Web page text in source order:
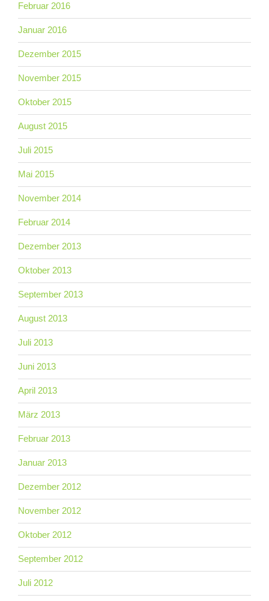
Februar 2016
Januar 2016
Dezember 2015
November 2015
Oktober 2015
August 2015
Juli 2015
Mai 2015
November 2014
Februar 2014
Dezember 2013
Oktober 2013
September 2013
August 2013
Juli 2013
Juni 2013
April 2013
März 2013
Februar 2013
Januar 2013
Dezember 2012
November 2012
Oktober 2012
September 2012
Juli 2012